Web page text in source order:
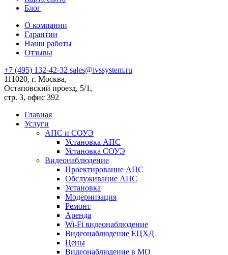
Блог
О компании
Гарантии
Наши работы
Отзывы
+7 (495) 132-42-32 sales@ivssystem.ru
111020, г. Москва,
Остаповский проезд, 5/1,
стр. 3, офис 392
Главная
Услуги
АПС и СОУЭ
Установка АПС
Установка СОУЭ
Видеонаблюдение
Проектирование АПС
Обслуживание АПС
Установка
Модернизация
Ремонт
Аренда
Wi-Fi видеонаблюдение
Видеонаблюдение ЕЦХД
Цены
Видеонаблюдение в МО